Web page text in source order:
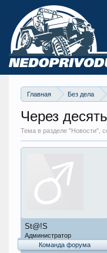
Главная Без дела
Через
Тема в разделе "Новости",
St@!S
Администратор
Команда форума